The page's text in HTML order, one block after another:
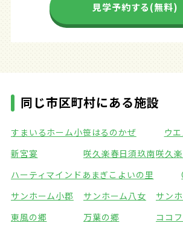
見学予約する(無料)
同じ市区町村にある施設
すまいるホーム小笹はるのかぜ
ウ
新宮宴
咲久楽春日須玖南咲久
ハーティマインドあまぎ こよいの里
サンホーム小郡
サンホーム八女
サン
東風の郷
万葉の郷
ココ